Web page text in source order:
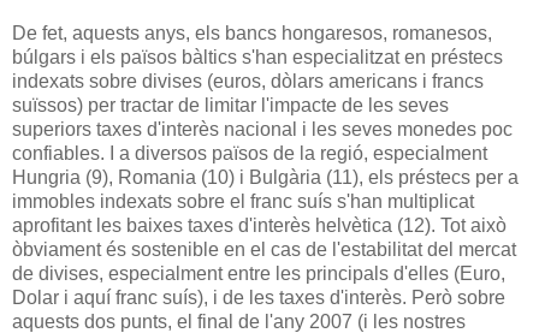
De fet, aquests anys, els bancs hongaresos, romanesos,
búlgars i els països bàltics s'han especialitzat en préstecs
indexats sobre divises (euros, dòlars americans i francs
suïssos) per tractar de limitar l'impacte de les seves
superiors taxes d'interès nacional i les seves monedes poc
confiables. I a diversos països de la regió, especialment
Hungria (9), Romania (10) i Bulgària (11), els préstecs per a
immobles indexats sobre el franc suís s'han multiplicat
aprofitant les baixes taxes d'interès helvètica (12). Tot això
òbviament és sostenible en el cas de l'estabilitat del mercat
de divises, especialment entre les principals d'elles (Euro,
Dolar i aquí franc suís), i de les taxes d'interès. Però sobre
aquests dos punts, el final de l'any 2007 (i les nostres